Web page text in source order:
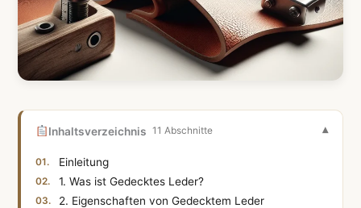
Inhaltsverzeichnis 11 Abschnitte
Einleitung
1. Was ist Gedecktes Leder?
2. Eigenschaften von Gedecktem Leder